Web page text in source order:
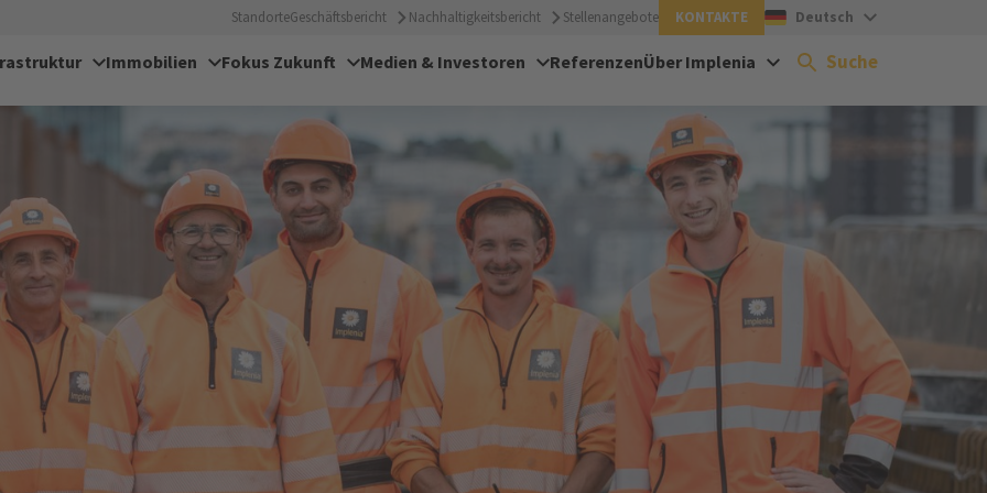
StandorteGeschäftsbericht Nachhaltigkeitsbericht Stellenangebote KONTAKTE Deutsch
Immobilien Fokus Zukunft Medien & Investoren ReferenzenÜber Implenia Suche